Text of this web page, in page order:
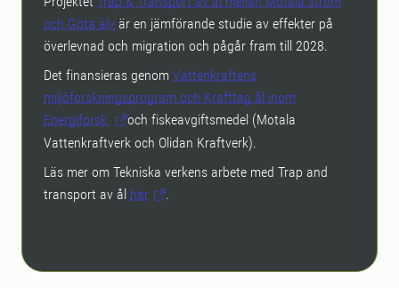
och Göta älv är en jämförande studie av effekter på
överlevnad och migration och pågår fram till 2028.
Det finansieras genom Vattenkraftens
miljöforskningsprogram och Krafttag ål inom
Energiforsk
och fiskeavgiftsmedel (Motala
Vattenkraftverk och Olidan Kraftverk).
Läs mer om Tekniska verkens arbete med Trap and
transport av ål här .